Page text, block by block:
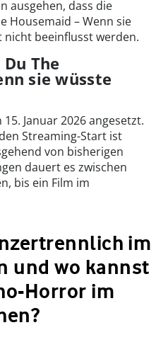
ausgehen, dass die
Housemaid – Wenn sie
nicht beeinflusst werden.
The
sie wüsste
Januar 2026 angesetzt.
Streaming-Start ist
von bisherigen
dauert es zwischen
bis ein Film im
im
und wo kannst
Horror im